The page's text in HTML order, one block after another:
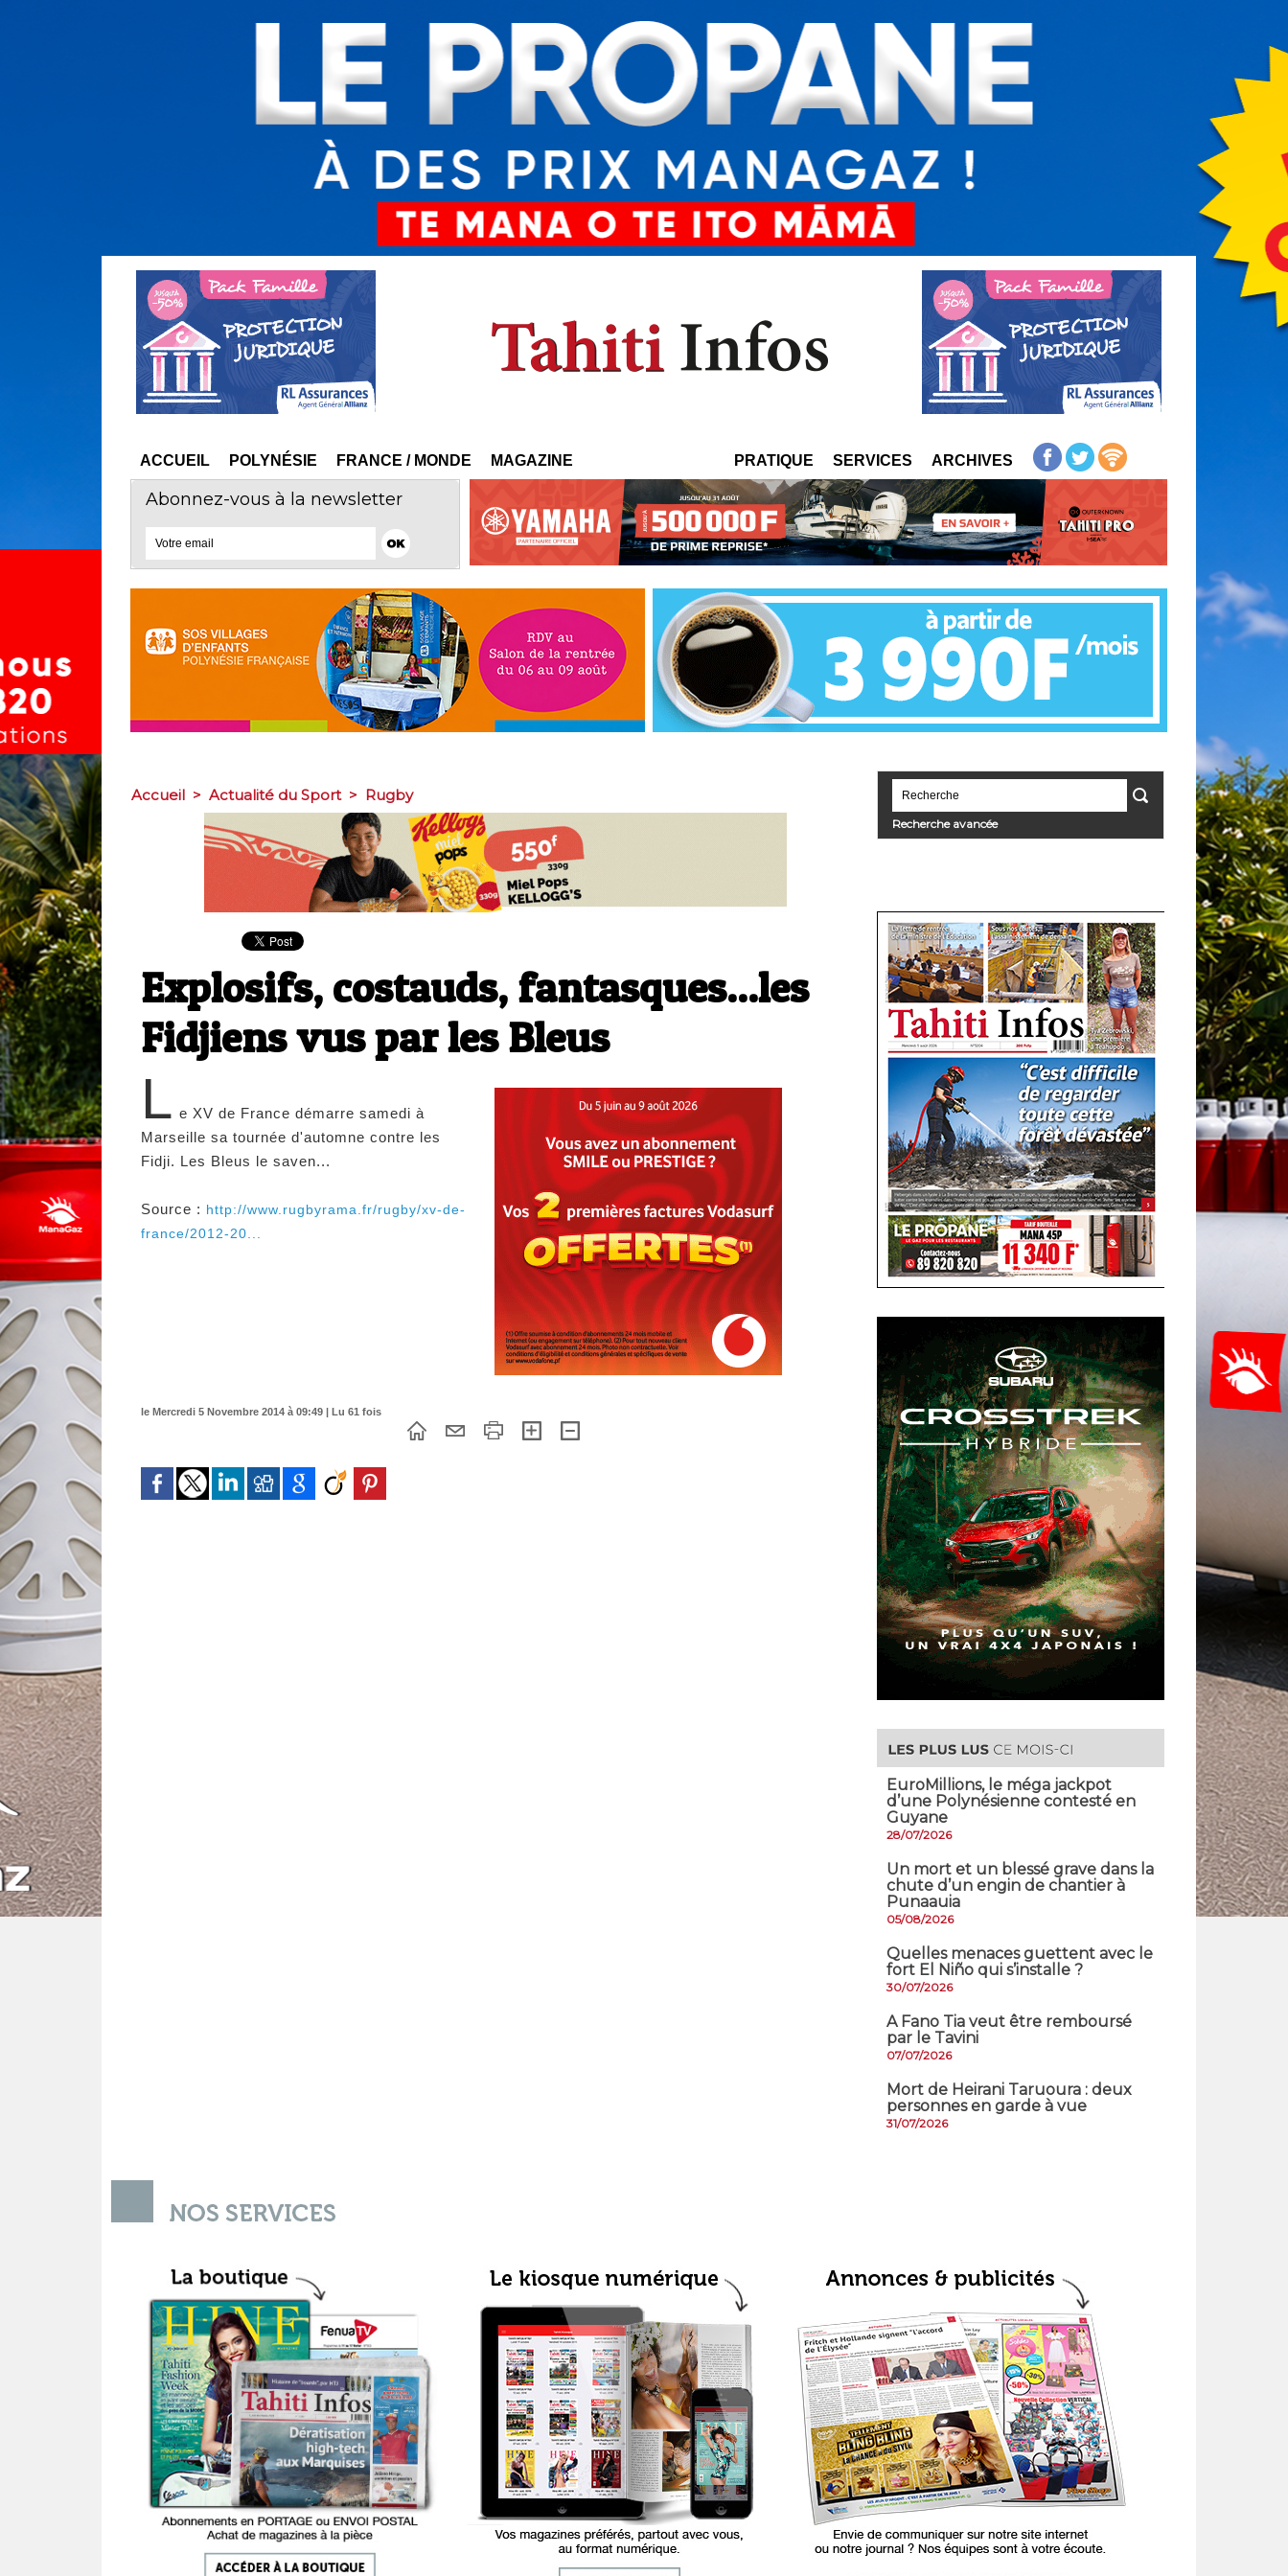
ACCUEIL POLYNÉSIE FRANCE / MONDE MAGAZINE PRATIQUE SERVICES ARCHIVES
Abonnez-vous à la newsletter
Accueil > Actualité du Sport > Rugby
Explosifs, costauds, fantasques...les
Fidjiens vus par les Bleus
L e XV de France démarre samedi à
Marseille sa tournée d'automne contre les
Fidji. Les Bleus le saven...
Source : http://www.rugbyrama.fr/rugby/xv-de-
france/2012-20...
le Mercredi 5 Novembre 2014 à 09:49 | Lu 61 fois
Recherche avancée
EuroMillions, ​le méga jackpot
d’une Polynésienne contesté en
Guyane
28/07/2026
​Un mort et un blessé grave dans la
chute d’un engin de chantier à
Punaauia
05/08/2026
Quelles menaces guettent avec le
fort El Niño qui s’installe ?
30/07/2026
A Fano Tia veut être remboursé
par le Tavini
07/07/2026
Mort de Heirani Taruoura : deux
personnes en garde à vue
31/07/2026